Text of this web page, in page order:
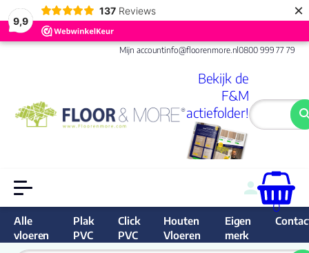
9,9
137 Reviews ×
Mijn accountinfo@floorenmore.nl0800 999 77 79
Bekijk de
F&M
actiefolder!
0
Alle
vloeren
Plak
PVC
Click
PVC
Houten
Vloeren
Eigen
merk